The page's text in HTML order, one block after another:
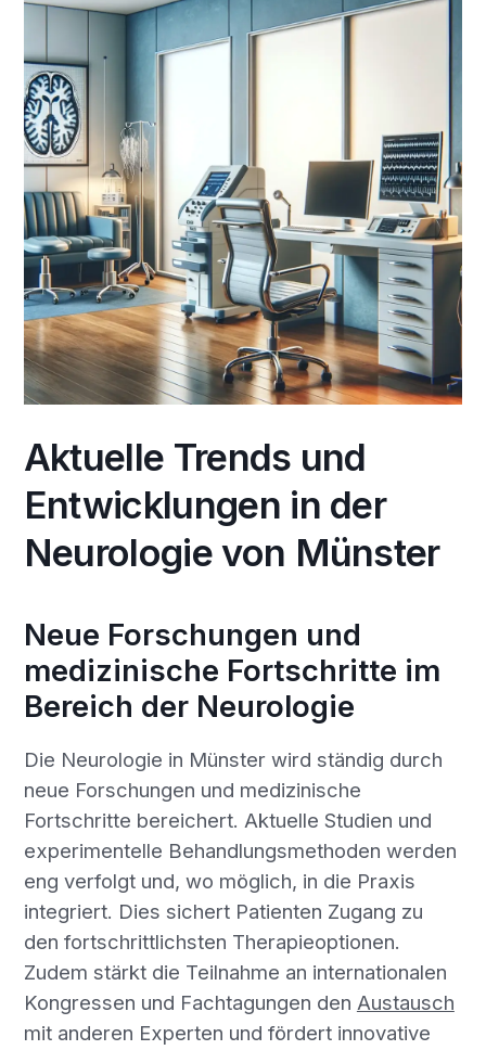
Aktuelle Trends und
Entwicklungen in der
Neurologie von Münster
Neue Forschungen und
medizinische Fortschritte im
Bereich der Neurologie
Die Neurologie in Münster wird ständig durch
neue Forschungen und medizinische
Fortschritte bereichert. Aktuelle Studien und
experimentelle Behandlungsmethoden werden
eng verfolgt und, wo möglich, in die Praxis
integriert. Dies sichert Patienten Zugang zu
den fortschrittlichsten Therapieoptionen.
Zudem stärkt die Teilnahme an internationalen
Kongressen und Fachtagungen den Austausch
mit anderen Experten und fördert innovative